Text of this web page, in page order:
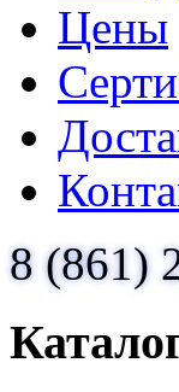
Цены
8 (861)